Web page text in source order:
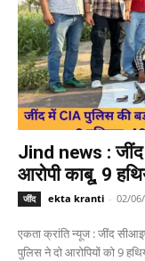
Jind news : जींद
आरोपी काबू, 9
जींद ekta kranti - 02/
एकता क्रांति न्यूज : जींद
पुलिस ने दो आरोपियों को 9